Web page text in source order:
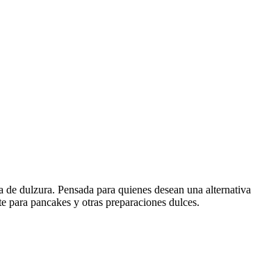
dulzura. Pensada para quienes desean una alternativa
pancakes y otras preparaciones dulces.